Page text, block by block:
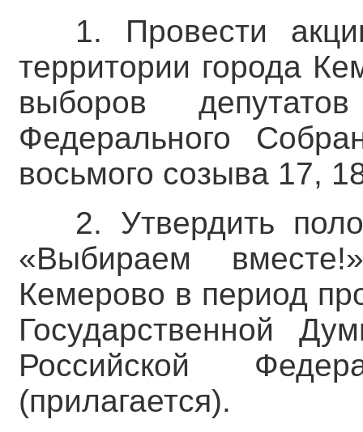
1. Провести
территории города
выборов
Федерального
восьмого созыва 17,
2. Утвердить
«Выбираем
Кемерово в период
Государственной
Российской
(прилагается).